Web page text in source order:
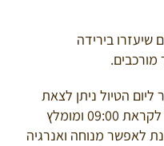
שיעזרו בירידה
מורכבים.
הטיול ניתן לצאת
בנינוחות לאחר ארוחת הבוקר לקראת 09:00 ומומלץ
18:00, על מנת לאפשר מנוחה ואנרגיה